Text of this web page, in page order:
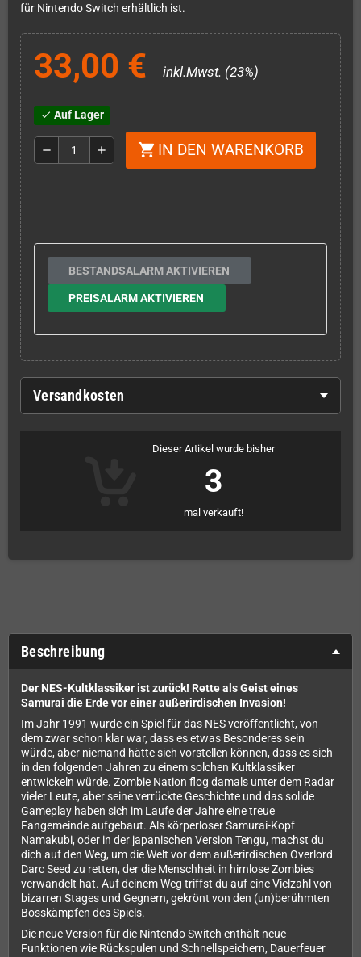
für Nintendo Switch erhältlich ist.
33,00 € inkl.Mwst. (23%)
check Auf Lager
remove add shopping_cart IN DEN WARENKORB
BESTANDSALARM AKTIVIEREN
PREISALARM AKTIVIEREN
Versandkosten
Dieser Artikel wurde bisher
3
mal verkauft!
Beschreibung
Der NES-Kultklassiker ist zurück! Rette als Geist eines
Samurai die Erde vor einer außerirdischen Invasion!
Im Jahr 1991 wurde ein Spiel für das NES veröffentlicht, von
dem zwar schon klar war, dass es etwas Besonderes sein
würde, aber niemand hätte sich vorstellen können, dass es sich
in den folgenden Jahren zu einem solchen Kultklassiker
entwickeln würde. Zombie Nation flog damals unter dem Radar
vieler Leute, aber seine verrückte Geschichte und das solide
Gameplay haben sich im Laufe der Jahre eine treue
Fangemeinde aufgebaut. Als körperloser Samurai-Kopf
Namakubi, oder in der japanischen Version Tengu, machst du
dich auf den Weg, um die Welt vor dem außerirdischen Overlord
Darc Seed zu retten, der die Menschheit in hirnlose Zombies
verwandelt hat. Auf deinem Weg triffst du auf eine Vielzahl von
bizarren Stages und Gegnern, gekrönt von den (un)berühmten
Bosskämpfen des Spiels.
Die neue Version für die Nintendo Switch enthält neue
Funktionen wie Rückspulen und Schnellspeichern, Dauerfeuer